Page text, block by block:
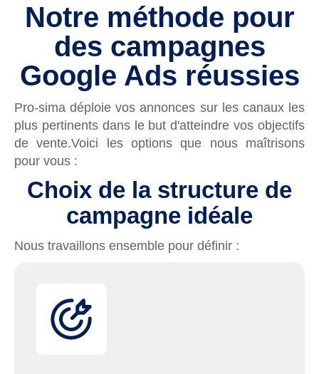
Notre méthode pour
des campagnes
Google Ads réussies
Pro-sima déploie vos annonces sur les canaux les
plus pertinents dans le but d'atteindre vos objectifs
de vente.Voici les options que nous maîtrisons
pour vous :
Choix de la structure de
campagne idéale
Nous travaillons ensemble pour définir :